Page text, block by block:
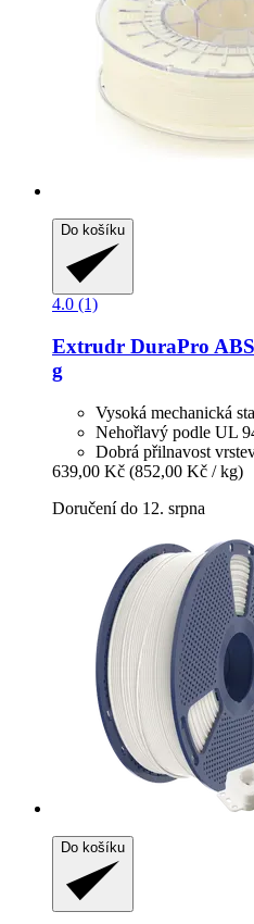
Do košíku
4.0 (1)
Extrudr DuraPro
g
Vysoká mechanická
Nehořlavý podle UL
Dobrá přilnavost
639,00 Kč (852,00 Kč / kg)
Doručení do 12. srpna
Do košíku